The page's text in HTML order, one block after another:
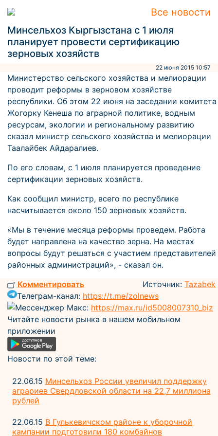
Все новости
Минсельхоз Кыргызстана с 1 июля
планирует провести сертификацию
зерновых хозяйств
22 июня 2015 10:57
Министерство сельского хозяйства и мелиорации
проводит реформы в зерновом хозяйстве
республики. Об этом 22 июня на заседании комитета
Жогорку Кенеша по аграрной политике, водным
ресурсам, экологии и региональному развитию
сказал министр сельского хозяйства и мелиорации
Таалайбек Айдаралиев.
По его словам, с 1 июля планируется проведение
сертификации зерновых хозяйств.
Как сообщил министр, всего по республике
насчитывается около 150 зерновых хозяйств.
«Мы в течение месяца реформы проведем. Работа
будет направлена на качество зерна. На местах
вопросы будут решаться с участием представителей
районных администраций», - сказал он.
Комментировать
Источник: Tazabek
Телеграм-канал: https://t.me/zolnews
Мессенджер Макс: https://max.ru/id5008007310_biz
Читайте новости рынка в нашем мобильном
приложении
Новости по этой теме:
22.06.15 Минсельхоз России увеличил поддержку
аграриев Свердловской области на 22,7 миллиона
рублей
22.06.15 В Гулькевичском районе к уборочной
кампании подготовили 180 комбайнов